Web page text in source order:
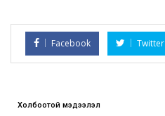
Facebook Twitter
Холбоотой мэдээлэл